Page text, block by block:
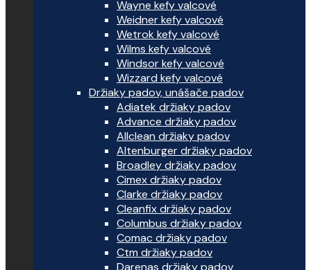
Wayne kefy valcové
Weidner kefy valcové
Wetrok kefy valcové
Wilms kefy valcové
Windsor kefy valcové
Wizzard kefy valcové
Držiaky padov, unášače padov
Adiatek držiaky padov
Advance držiaky padov
Allclean držiaky padov
Altenburger držiaky padov
Broadley držiaky padov
Cimex držiaky padov
Clarke držiaky padov
Cleanfix držiaky padov
Columbus držiaky padov
Comac držiaky padov
Ctm držiaky padov
Darenas držiaky padov